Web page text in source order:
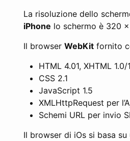
La risoluzione dello
iPhone lo schermo è 320
Il browser WebKit fornito
HTML 4.01, XHTML
CSS 2.1
JavaScript 1.5
XMLHttpRequest per
Schemi URL per invio
Il browser di iOs si basa